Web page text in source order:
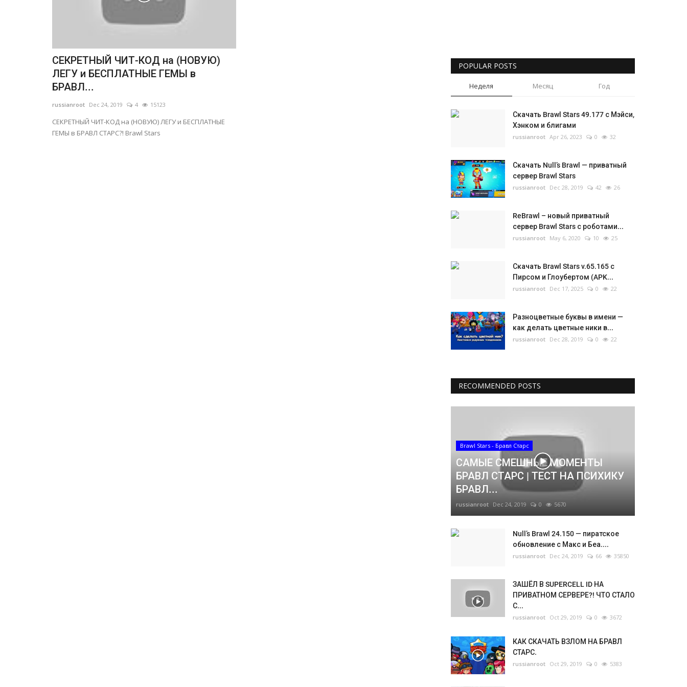
СЕКРЕТНЫЙ ЧИТ-КОД на (НОВУЮ)
ЛЕГУ и БЕСПЛАТНЫЕ ГЕМЫ в
БРАВЛ...
russianroot Dec 24, 2019 4 15123
СЕКРЕТНЫЙ ЧИТ-КОД на (НОВУЮ) ЛЕГУ и БЕСПЛАТНЫЕ
ГЕМЫ в БРАВЛ СТАРС?! Brawl Stars
POPULAR POSTS
Неделя Месяц Год
Скачать Brawl Stars 49.177 с Мэйси,
Хэнком и блигами
russianroot Apr 26, 2023 0 32
Скачать Null’s Brawl — приватный
сервер Brawl Stars
russianroot Dec 28, 2019 42 26
ReBrawl – новый приватный
сервер Brawl Stars с роботами...
russianroot May 6, 2020 10 25
Скачать Brawl Stars v.65.165 с
Пирсом и Глоубертом (APK...
russianroot Dec 17, 2025 0 22
Разноцветные буквы в имени —
как делать цветные ники в...
russianroot Dec 28, 2019 0 22
RECOMMENDED POSTS
Brawl Stars - Бравл Старс
САМЫЕ СМЕШНЫЕ МОМЕНТЫ
БРАВЛ СТАРС | ТЕСТ НА ПСИХИКУ
БРАВЛ...
russianroot Dec 24, 2019 0 5670
Null’s Brawl 24.150 — пиратское
обновление с Макс и Беа....
russianroot Dec 24, 2019 66 35850
ЗАШЁЛ В SUPERCELL ID НА
ПРИВАТНОМ СЕРВЕРЕ?! ЧТО СТАЛО
С...
russianroot Oct 29, 2019 0 3672
КАК СКАЧАТЬ ВЗЛОМ НА БРАВЛ
СТАРС.
russianroot Oct 29, 2019 0 5383